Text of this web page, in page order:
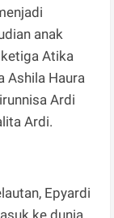
anak
Atika
Ashila Haura
Ardi
Ardi.
Epyardi